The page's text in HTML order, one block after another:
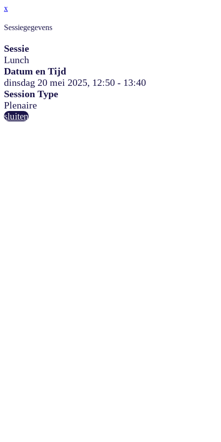
x
Sessiegegevens
Sessie
Lunch
Datum en Tijd
dinsdag 20 mei 2025, 12:50 - 13:40
Session Type
Plenaire
sluiten